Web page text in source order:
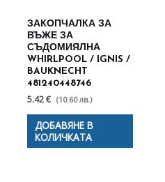
ЗАКОПЧАЛКА ЗА
ВЪЖЕ ЗА
СЪДОМИЯЛНА
WHIRLPOOL / IGNIS /
BAUKNECHT
481240448746
5.42 € (10.60 лв.)
ДОБАВЯНЕ В
КОЛИЧКАТА